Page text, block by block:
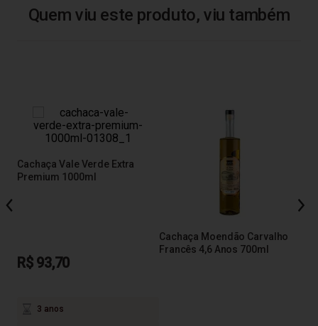
Quem viu este produto, viu também
Cachaça Vale Verde Extra
Premium 1000ml
R$ 93,70
3 anos
Cachaça Moendão Carvalho
Francês 4,6 Anos 700ml